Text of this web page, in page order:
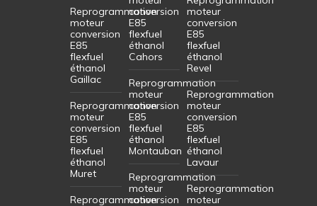
Reprogrammation
moteur
conversion
E85
flexfuel
éthanol
Gaillac
Reprogrammation
moteur
conversion
E85
flexfuel
éthanol
Muret
Reprogrammation
conversion
E85
flexfuel
éthanol
Cahors
Reprogrammation
moteur
conversion
E85
flexfuel
éthanol
Montauban
Reprogrammation
moteur
conversion
moteur
conversion
E85
flexfuel
éthanol
Revel
Reprogrammation
moteur
conversion
E85
flexfuel
éthanol
Lavaur
Reprogrammation
moteur